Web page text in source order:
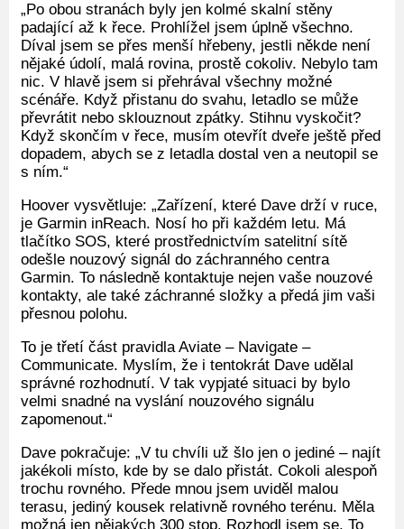
„Po obou stranách byly jen kolmé skalní stěny
padající až k řece. Prohlížel jsem úplně všechno.
Díval jsem se přes menší hřebeny, jestli někde není
nějaké údolí, malá rovina, prostě cokoliv. Nebylo tam
nic. V hlavě jsem si přehrával všechny možné
scénáře. Když přistanu do svahu, letadlo se může
převrátit nebo sklouznout zpátky. Stihnu vyskočit?
Když skončím v řece, musím otevřít dveře ještě před
dopadem, abych se z letadla dostal ven a neutopil se
s ním.“
Hoover vysvětluje: „Zařízení, které Dave drží v ruce,
je Garmin inReach. Nosí ho při každém letu. Má
tlačítko SOS, které prostřednictvím satelitní sítě
odešle nouzový signál do záchranného centra
Garmin. To následně kontaktuje nejen vaše nouzové
kontakty, ale také záchranné složky a předá jim vaši
přesnou polohu.
To je třetí část pravidla Aviate – Navigate –
Communicate. Myslím, že i tentokrát Dave udělal
správné rozhodnutí. V tak vypjaté situaci by bylo
velmi snadné na vyslání nouzového signálu
zapomenout.“
Dave pokračuje: „V tu chvíli už šlo jen o jediné – najít
jakékoli místo, kde by se dalo přistát. Cokoli alespoň
trochu rovného. Přede mnou jsem uviděl malou
terasu, jediný kousek relativně rovného terénu. Měla
možná jen nějakých 300 stop. Rozhodl jsem se. To